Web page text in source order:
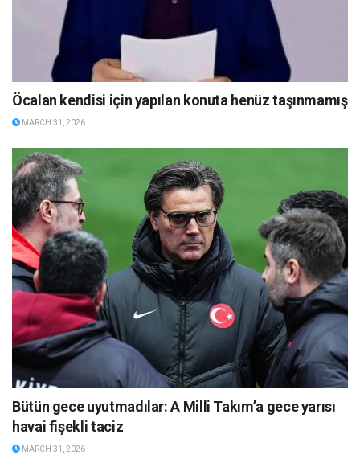
Öcalan kendisi için yapılan konuta henüz taşınmamış
MARCH 31, 2026
Bütün gece uyutmadılar: A Milli Takım’a gece yarısı
havai fişekli taciz
MARCH 31, 2026